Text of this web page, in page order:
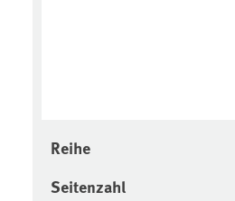
Reihe
Seitenzahl